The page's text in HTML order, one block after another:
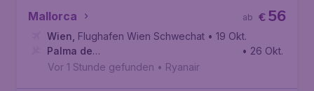
Mallorca €56
ab
Wien Flughafen Wien Schwechat • 19 Okt.
Palma de
Mallorca, Flughafen Palma de Mallorca
• 26 Okt.
Vor 1 Stunde gefunden • Ryanair